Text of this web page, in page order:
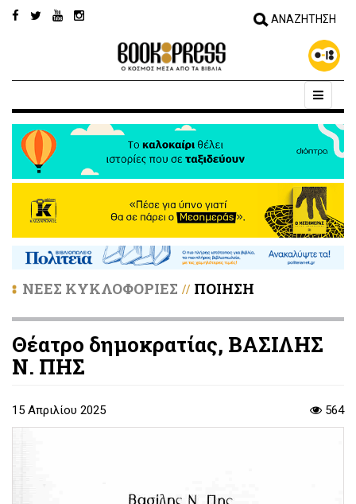
ΝΕΕΣ ΚΥΚΛΟΦΟΡΙΕΣ // ΠΟΙΗΣΗ
Θέατρο δημοκρατίας, ΒΑΣΙΛΗΣ
Ν. ΠΗΣ
15 Απριλίου 2025 564